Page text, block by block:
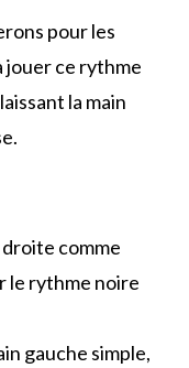
pour les
jouer ce rythme
la main
droite comme
le rythme noire
gauche simple,